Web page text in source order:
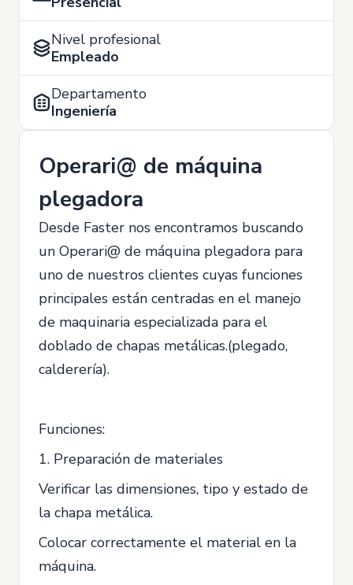
Nivel profesional
Empleado
Departamento
Ingeniería
Operari@ de máquina
plegadora
Desde Faster nos encontramos buscando
un Operari@ de máquina plegadora para
uno de nuestros clientes cuyas funciones
principales están centradas en el manejo
de maquinaria especializada para el
doblado de chapas metálicas.(plegado,
calderería).
Funciones:
1. Preparación de materiales
Verificar las dimensiones, tipo y estado de
la chapa metálica.
Colocar correctamente el material en la
máquina.